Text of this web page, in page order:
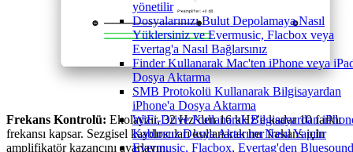
yönetilir
Dosyalarınızı Bulut Depolamaya Nasıl
Yüklersiniz ve Evermusic, Flacbox veya
Evertag'a Nasıl Bağlarsınız
Finder Kullanarak Mac'ten iPhone veya
Dosya Aktarma
SMB Protokolü Kullanarak Bilgisayardan
iPhone'a Dosya Aktarma
WiFi-Drive Kullanarak Bilgisayardan
Kablosuz Dosya Aktarımı Nasıl Yapılır
Evermusic, Flacbox, Evertag'den Bluesound
Frekans Kontrolü: Ekolayzır, 32 Hz’den 16 kHz’e kadar 10 farklı
frekansı kapsar. Sezgisel kaydırıcıları kullanarak her frekans için
amplifikatör kazancını ayarlayın.